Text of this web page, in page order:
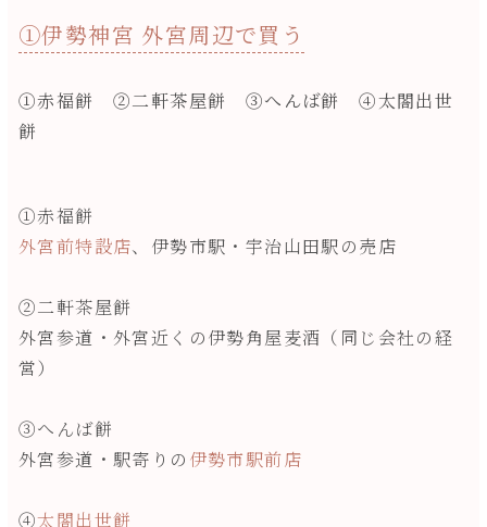
①伊勢神宮 外宮周辺で買う
①赤福餅 ②二軒茶屋餅 ③へんば餅 ④太閤出世
餅
①赤福餅
外宮前特設店、伊勢市駅・宇治山田駅の売店
②二軒茶屋餅
外宮参道・外宮近くの伊勢角屋麦酒（同じ会社の経
営）
③へんば餅
外宮参道・駅寄りの 伊勢市駅前店
④太閤出世餅